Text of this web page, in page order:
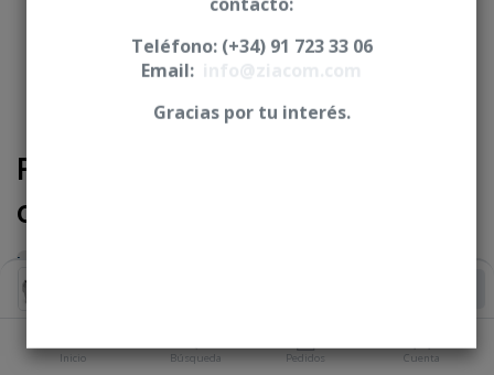
Inicio Búsqueda Pedidos Cuenta
Pilar angulado 30° + Tornillo
clínico - Conexión cónica
Iniciar sesión
Teléfono: (+34) 91 723 33 06
Email:
Gracias por tu interés.